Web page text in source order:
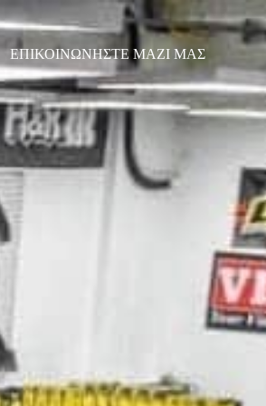
ΕΠΙΚΟΙΝΩΝΗΣΤΕ ΜΑΖΙ ΜΑΣ